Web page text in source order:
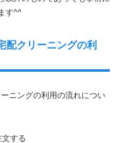
す^^
配クリーニングの利
ニングの利用の流れについ
する